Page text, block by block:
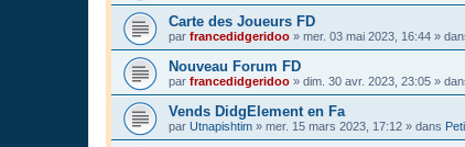
Carte des Joueurs FD
par francedidgeridoo » mer. 03 mai 2023, 16:44 »
Nouveau Forum FD
par francedidgeridoo » dim. 30 avr. 2023, 23:05 »
Vends DidgElement en Fa
par Utnapishtim » mer. 15 mars 2023, 17:12 » dans